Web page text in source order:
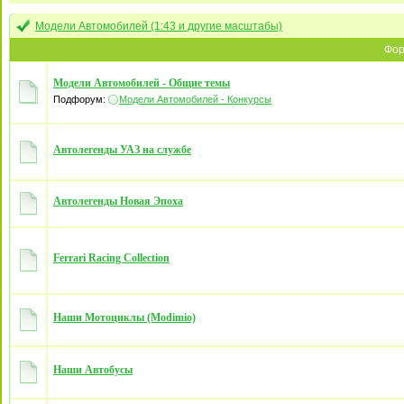
Модели Автомобилей (1:43 и другие масштабы)
Модели Автомобилей - Общие темы
Подфорум: Модели Автомобилей - Конкурсы
Автолегенды УАЗ на службе
Автолегенды Новая Эпоха
Ferrari Racing Collection
Наши Мотоциклы (Modimio)
Наши Автобусы